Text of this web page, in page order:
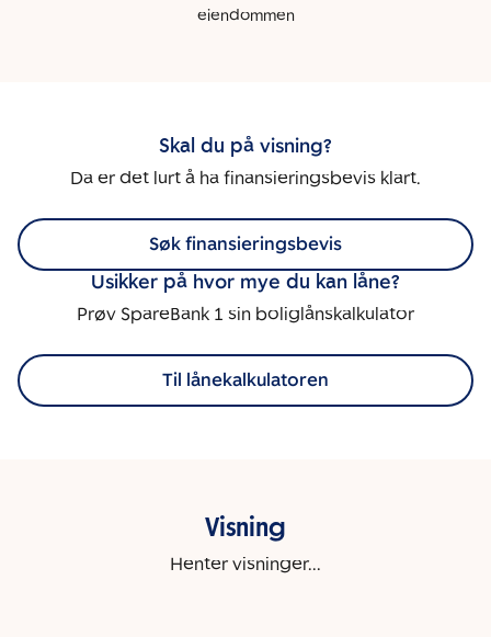
eiendommen
Skal du på visning?
Da er det lurt å ha finansieringsbevis klart.
Søk finansieringsbevis
Usikker på hvor mye du kan låne?
Prøv SpareBank 1 sin boliglånskalkulator
Til lånekalkulatoren
Visning
Henter visninger...